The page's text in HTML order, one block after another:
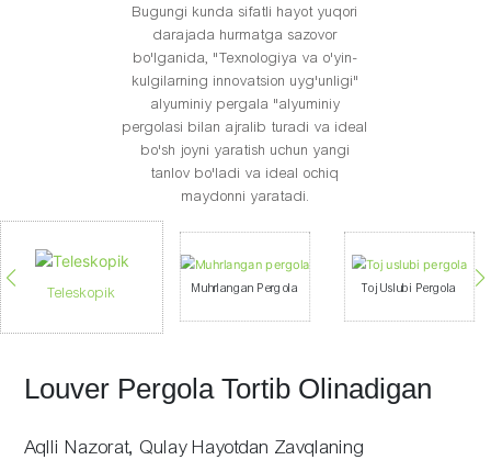
Bugungi kunda sifatli hayot yuqori
darajada hurmatga sazovor
bo'lganida, "Texnologiya va o'yin-
kulgilarning innovatsion uyg'unligi"
alyuminiy pergala "alyuminiy
pergolasi bilan ajralib turadi va ideal
bo'sh joyni yaratish uchun yangi
tanlov bo'ladi va ideal ochiq
maydonni yaratadi.
Teleskopik Muhrlangan Pergola Toj Uslubi Pergola
Louver Pergola Tortib Olinadigan
Aqlli Nazorat, Qulay Hayotdan Zavqlaning